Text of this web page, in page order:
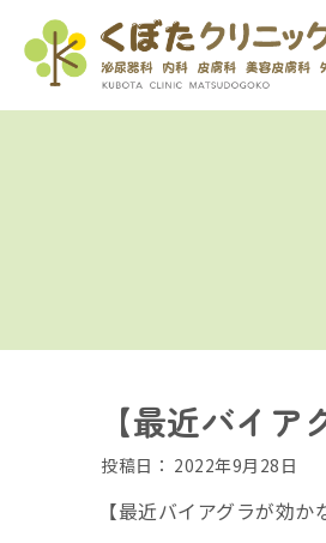
【最近バイ
投稿日： 2022年9月28日
【最近バイアグラが効か